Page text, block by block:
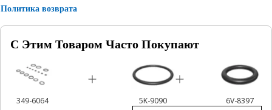
Политика возврата
С Этим Товаром Часто Покупают
349-6064 5K-9090 6V-8397